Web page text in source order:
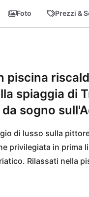
Foto Prezzi &
piscina
spiaggia di
sogno
di lusso sulla
privilegiata in prima
Rilassati nella
casa – qui non
Piaceri culinari ti